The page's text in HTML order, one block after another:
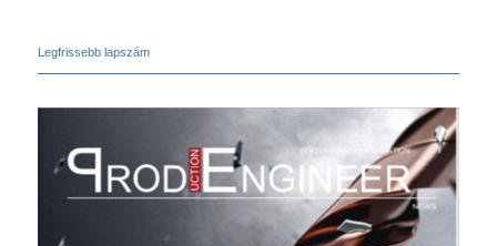
Legfrissebb lapszám